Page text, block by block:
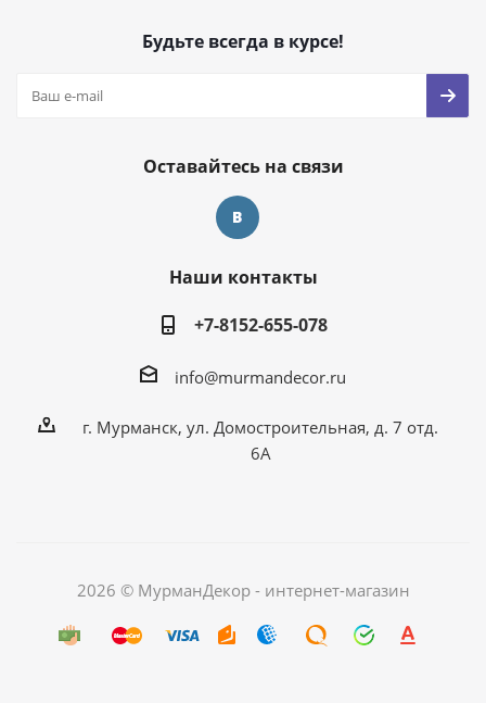
Будьте всегда в курсе!
Оставайтесь на связи
Наши контакты
+7-8152-655-078
info@murmandecor.ru
г. Мурманск, ул. Домостроительная, д. 7 отд.
6А
2026 © МурманДекор - интернет-магазин